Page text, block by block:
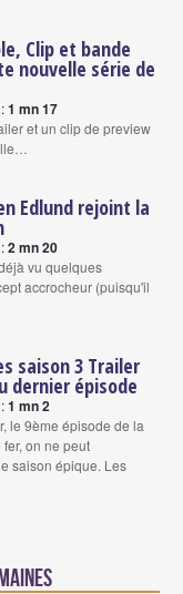
Clip et bande
nouvelle série de
1 mn 17
et un clip de preview
Edlund rejoint la
2 mn 20
vu quelques
accrocheur (puisqu'il
saison 3 Trailer
dernier épisode
1 mn 2
le 9ème épisode de la
on ne peut
saison épique. Les